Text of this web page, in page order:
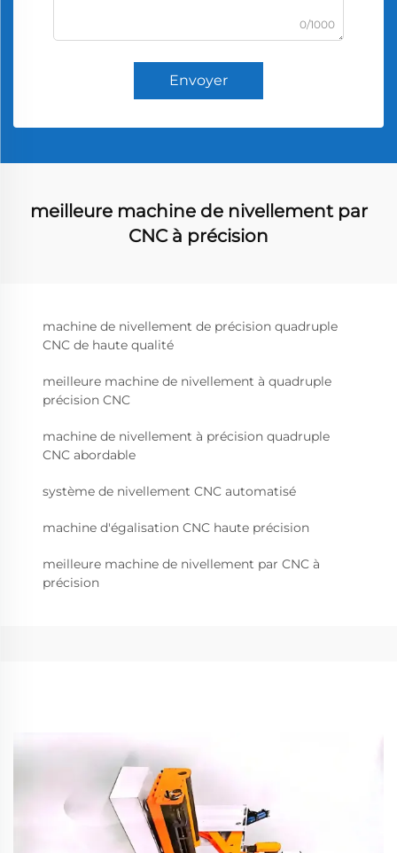
0/1000
Envoyer
meilleure machine de nivellement par
CNC à précision
machine de nivellement de précision quadruple
CNC de haute qualité
meilleure machine de nivellement à quadruple
précision CNC
machine de nivellement à précision quadruple
CNC abordable
système de nivellement CNC automatisé
machine d'égalisation CNC haute précision
meilleure machine de nivellement par CNC à
précision